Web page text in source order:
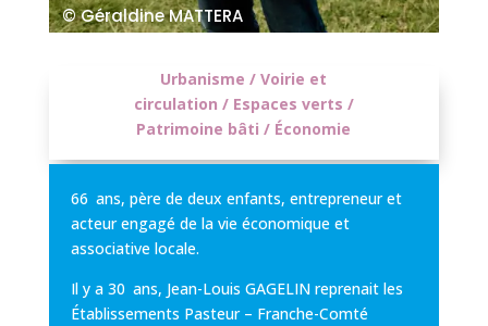
© Géraldine MATTERA
Urbanisme / Voirie et
circulation / Espaces verts /
Patrimoine bâti / Économie
66 ans, père de deux enfants, entrepreneur et
acteur engagé de la vie économique et
associative locale.
Il y a 30 ans, Jean-Louis GAGELIN reprenait les
Établissements Pasteur – Franche-Comté